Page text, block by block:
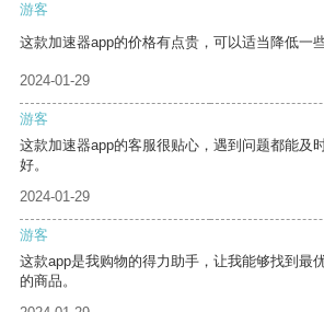
游客
这款加速器app的价格有点贵，可以适当降低一
2024-01-29
游客
这款加速器app的客服很贴心，遇到问题都能及
好。
2024-01-29
游客
这款app是我购物的得力助手，让我能够找到最
的商品。